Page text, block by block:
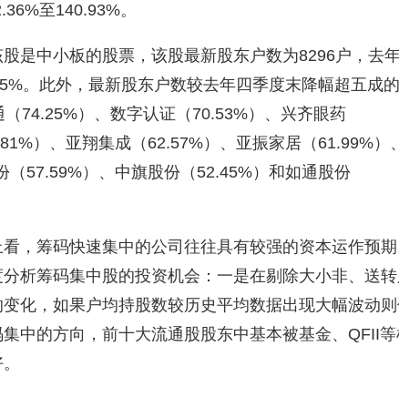
至140.93%。
是中小板的股票，该股最新股东户数为8296户，去
。此外，最新股东户数较去年四季度末降幅超五成
74.25%）、数字认证（70.53%）、兴齐眼药
）、亚翔集成（62.57%）、亚振家居（61.99%）
（57.59%）、中旗股份（52.45%）和如通股份
，筹码快速集中的公司往往具有较强的资本运作预期
析筹码集中股的投资机会：一是在剔除大小非、送
化，如果户均持股数较历史平均数据出现大幅波动
中的方向，前十大流通股股东中基本被基金、QFII等